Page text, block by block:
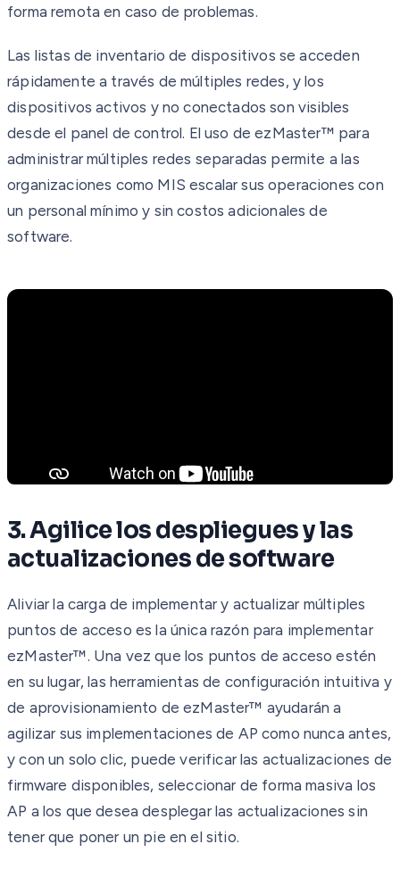
forma remota en caso de problemas.
Las listas de inventario de dispositivos se acceden
rápidamente a través de múltiples redes, y los
dispositivos activos y no conectados son visibles
desde el panel de control. El uso de ezMaster™ para
administrar múltiples redes separadas permite a las
organizaciones como MIS escalar sus operaciones con
un personal mínimo y sin costos adicionales de
software.
3. Agilice los despliegues y las
actualizaciones de software
Aliviar la carga de implementar y actualizar múltiples
puntos de acceso es la única razón para implementar
ezMaster™. Una vez que los puntos de acceso estén
en su lugar, las herramientas de configuración intuitiva y
de aprovisionamiento de ezMaster™ ayudarán a
agilizar sus implementaciones de AP como nunca antes,
y con un solo clic, puede verificar las actualizaciones de
firmware disponibles, seleccionar de forma masiva los
AP a los que desea desplegar las actualizaciones sin
tener que poner un pie en el sitio.